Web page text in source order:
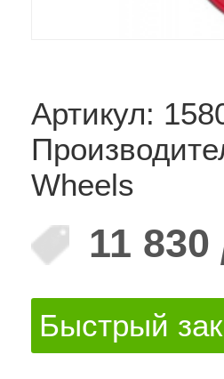
Артикул:
Wheels
11 830
Быстрый